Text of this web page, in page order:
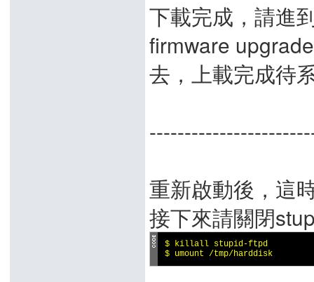
下載完成，請進
firmware
去，上載完成待
重新啟動後，這
接下來請關閉
$ killall stupid-ftpd
$ umount /tmp/harddisk